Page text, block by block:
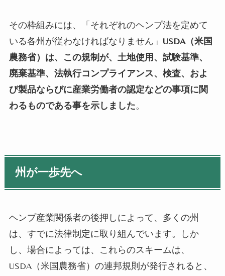
その枠組みには、「それぞれのヘンプ法を定めて
いる各州が従わなければなりません」 USDA（米国
農務省）は、この規制が、土地使用、試験基準、
廃棄基準、法執行コンプライアンス、検査、およ
び製品ならびに産業労働者の認定などの事項に関
わるものである事を示しました。
州が一歩先へ
ヘンプ産業関係者の後押しによって、多くの州
は、すでに法律制定に取り組んでいます。しか
し、場合によっては、これらのスキームは、
USDA（米国農務省）の連邦規則が発行されると、